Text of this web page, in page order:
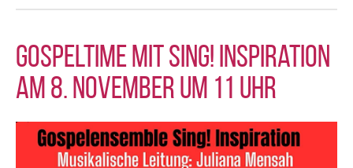
Gospeltime mit Sing! Inspiration
am 8. November um 11 Uhr